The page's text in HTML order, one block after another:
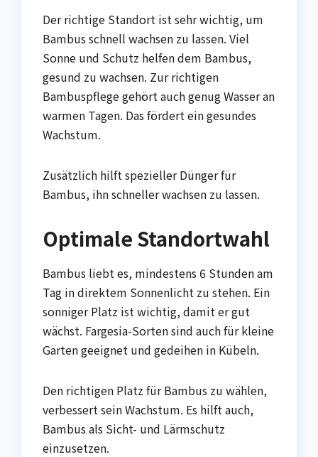
Der richtige Standort ist sehr wichtig, um
Bambus schnell wachsen zu lassen. Viel
Sonne und Schutz helfen dem Bambus,
gesund zu wachsen. Zur richtigen
Bambuspflege gehört auch genug Wasser an
warmen Tagen. Das fördert ein gesundes
Wachstum.
Zusätzlich hilft spezieller Dünger für
Bambus, ihn schneller wachsen zu lassen.
Optimale Standortwahl
Bambus liebt es, mindestens 6 Stunden am
Tag in direktem Sonnenlicht zu stehen. Ein
sonniger Platz ist wichtig, damit er gut
wächst. Fargesia-Sorten sind auch für kleine
Gärten geeignet und gedeihen in Kübeln.
Den richtigen Platz für Bambus zu wählen,
verbessert sein Wachstum. Es hilft auch,
Bambus als Sicht- und Lärmschutz
einzusetzen.